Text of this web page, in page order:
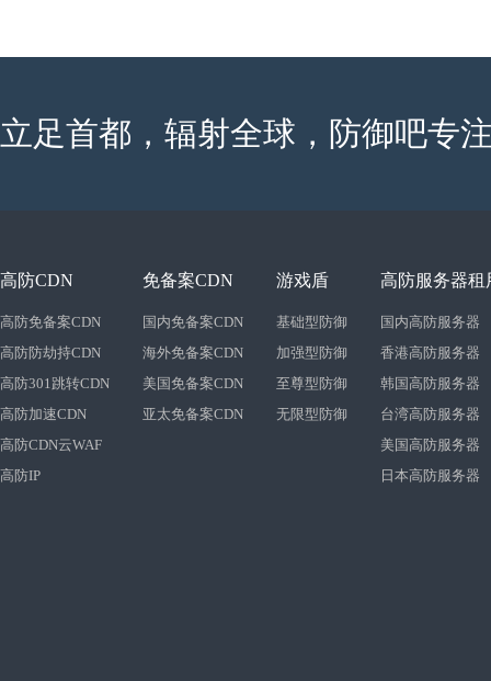
立足首都，辐射全球，防御吧专
高防CDN
高防免备案CDN
高防防劫持CDN
高防301跳转CDN
高防加速CDN
高防CDN云WAF
高防IP
免备案CDN
国内免备案CDN
海外免备案CDN
美国免备案CDN
亚太免备案CDN
游戏盾
基础型防御
加强型防御
至尊型防御
无限型防御
高防服务器租
国内高防服务器
香港高防服务器
韩国高防服务器
台湾高防服务器
美国高防服务器
日本高防服务器